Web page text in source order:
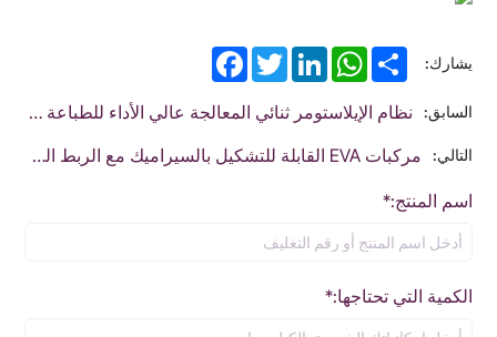
يشارك: FacebookTwitterLinkedIn
WhatsAppShare
السابق: نظام الإيلاستومر ثنائي المعالجة عالي الأداء للطباعة ثلاثية الأبعاد المتقدمة بتقنية DLP
التالي: مركبات EVA القابلة للتشكيل بالسيراميك مع الربط المتقاطع ثلاثي الأبعاد
اسم المنتج:*
الكمية التي تحتاجها:*